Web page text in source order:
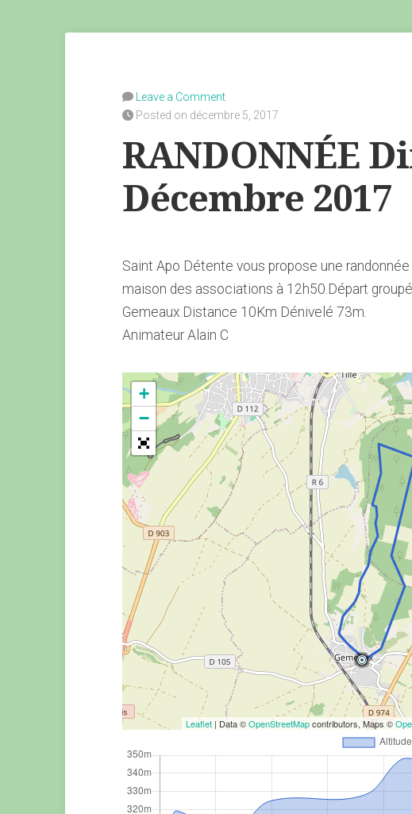
Leave a Comment
Posted on décembre 5, 2017
RANDONNÉE
Décembre 2017
Saint Apo Détente vous propose une
maison des associations à 12h50.Départ
Gemeaux.Distance 10Km Dénivelé 73m.
Animateur Alain C
+
−
Leaflet | Data ©OpenStreetMapcontributors, Maps ©